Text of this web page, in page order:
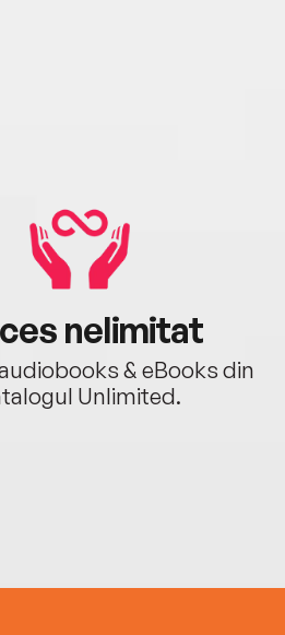
nelimitat
& eBooks din
Unlimited.